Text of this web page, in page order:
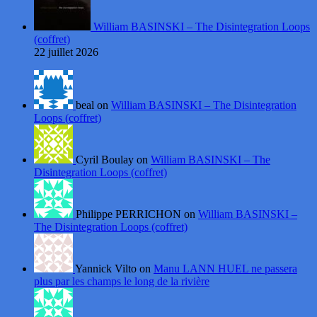
William BASINSKI – The Disintegration Loops
(coffret)
22 juillet 2026
beal on William BASINSKI – The Disintegration
Loops (coffret)
Cyril Boulay on William BASINSKI – The
Disintegration Loops (coffret)
Philippe PERRICHON on William BASINSKI –
The Disintegration Loops (coffret)
Yannick Vilto on Manu LANN HUEL ne passera
plus par les champs le long de la rivière